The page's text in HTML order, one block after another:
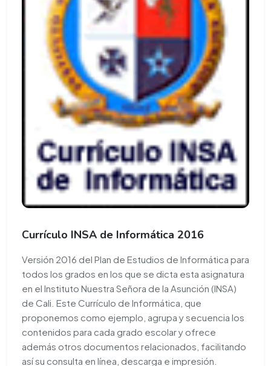
Currículo INSA de Informática 2016
Versión 2016 del Plan de Estudios de Informática para
todos los grados en los que se dicta esta asignatura
en el Instituto Nuestra Señora de la Asunción (INSA)
de Cali. Este Currículo de Informática, que
proponemos como ejemplo, agrupa y secuencia los
contenidos para cada grado escolar y ofrece
además otros documentos relacionados, facilitando
así su consulta en línea, descarga e impresión.